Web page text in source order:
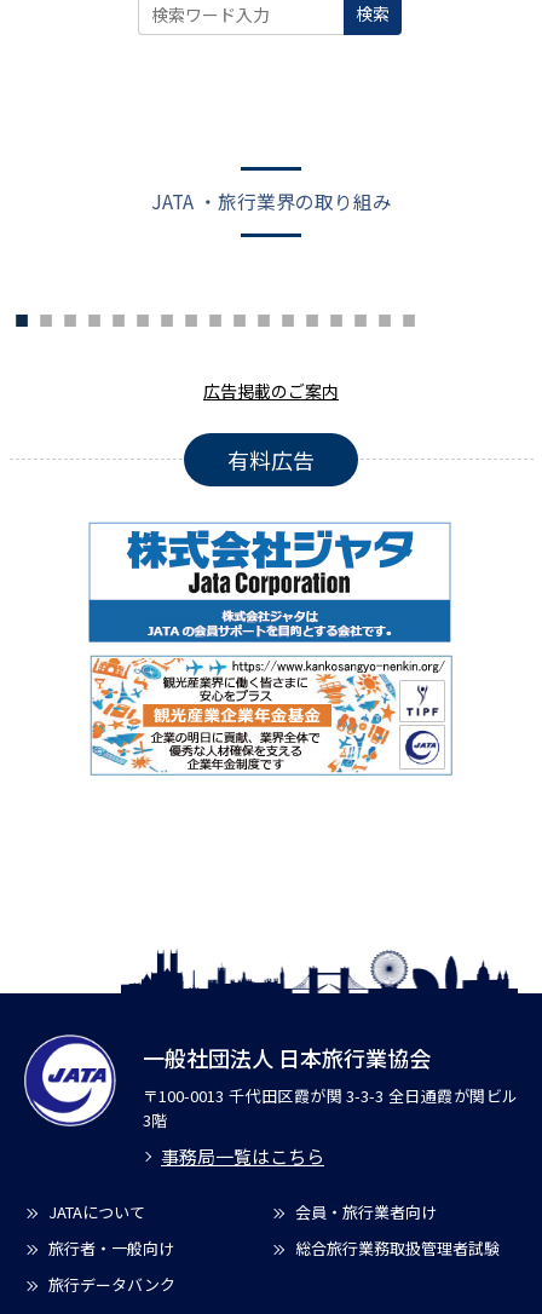
検索
JATA ・旅行業界の取り組み
広告掲載のご案内
有料広告
一般社団法人 日本旅行業協会
〒100-0013 千代田区霞が関 3-3-3 全日通霞が関ビル
3階
事務局一覧はこちら
JATAについて
会員・旅行業者向け
旅行者・一般向け
総合旅行業務取扱管理者試験
旅行データバンク